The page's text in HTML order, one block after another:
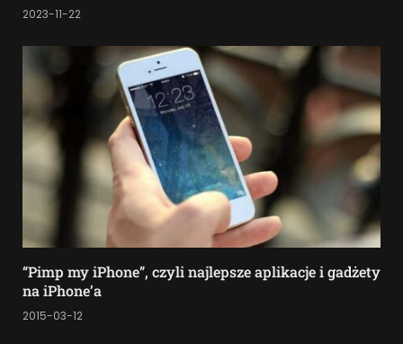
2023-11-22
“Pimp my iPhone”, czyli najlepsze aplikacje i gadżety
na iPhone’a
2015-03-12